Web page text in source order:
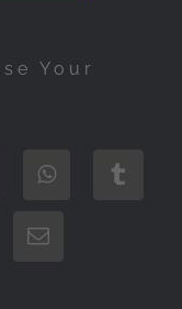
Your